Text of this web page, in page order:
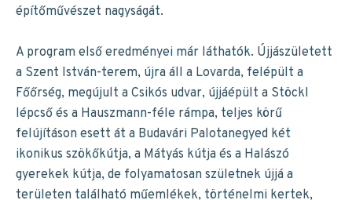
építőművészet nagyságát.
A program első eredményei már láthatók. Újjászületett
a Szent István-terem, újra áll a Lovarda, felépült a
Főőrség, megújult a Csikós udvar, újjáépült a Stöckl
lépcső és a Hauszmann-féle rámpa, teljes körű
felújításon esett át a Budavári Palotanegyed két
ikonikus szökőkútja, a Mátyás kútja és a Halászó
gyerekek kútja, de folyamatosan születnek újjá a
területen található műemlékek, történelmi kertek,